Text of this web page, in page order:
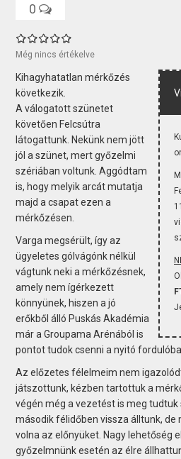
0
Még nincs értékelve
Kihagyhatatlan mérkőzés
következik.
A válogatott szünetet
követően Felcsútra
látogattunk. Nekünk nem jött
jól a szünet, mert győzelmi
szériában voltunk. Aggódtam
is, hogy melyik arcát mutatja
majd a csapat ezen a
mérkőzésen.
Varga megsérült, így az
ügyeletes gólvágónk nélkül
vágtunk neki a mérkőzésnek,
amely nem ígérkezett
könnyünek, hiszen a jó
erőkből álló Puskás Akadémia
már a Groupama Arénából is
pontot tudok csenni a nyitó
Az előzetes félelmeim nem
játszottunk, kézben tartottuk a
végén még a vezetést is meg tudtuk
második félidőben vissza álltunk, de
volna az előnyüket. Nagy lehetőség
győzelmnünk esetén az élre